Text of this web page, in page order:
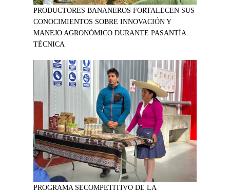
PRODUCTORES BANANEROS FORTALECEN SUS
CONOCIMIENTOS SOBRE INNOVACIÓN Y
MANEJO AGRONÓMICO DURANTE PASANTÍA
TÉCNICA
PROGRAMA SECOMPETITIVO DE LA